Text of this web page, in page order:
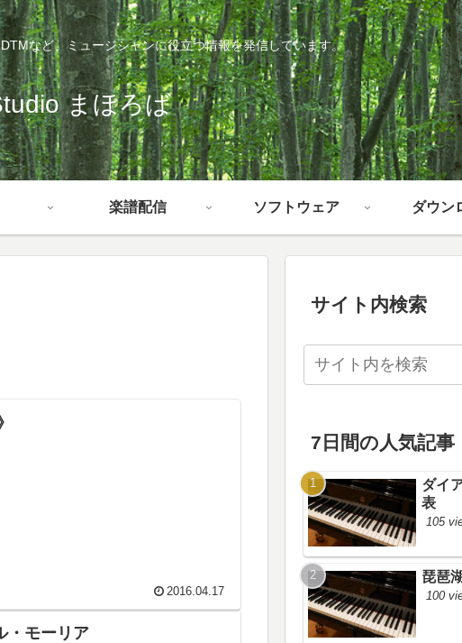
など、ミュージシャンに役立つ情報を発信しています。
まほろば
楽譜配信 ソフトウェア ダウン
2016.04.17
・モーリア
サイト内検索
7日間の人気記事
ダイ
表
105
琵琶
100